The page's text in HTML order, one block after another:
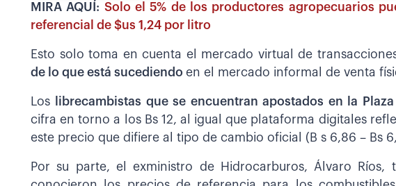
MIRA AQUÍ: Solo el 5% de los productores agropecuarios
referencial de $us 1,24 por litro
Esto solo toma en cuenta el mercado virtual de
de lo que está sucediendo en el mercado informal de venta
Los librecambistas que se encuentran apostados en la
cifra en torno a los Bs 12, al igual que plataforma digitales
este precio que difiere al tipo de cambio oficial (B s 6,86 – Bs
Por su parte, el exministro de Hidrocarburos, Álvaro Ríos,